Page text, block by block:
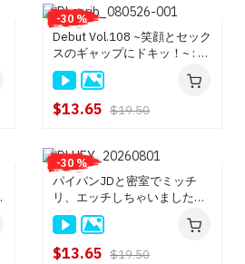
-30 %
Debut Vol.108 ~笑顔とセック
スのギャップにドキッ！~ : 水
戸ありさ
$13.65 $19.50
-30 %
パイパンJDと密室でミッチ
リ、エッチしちゃいました！:
藤田美樹
$13.65 $19.50